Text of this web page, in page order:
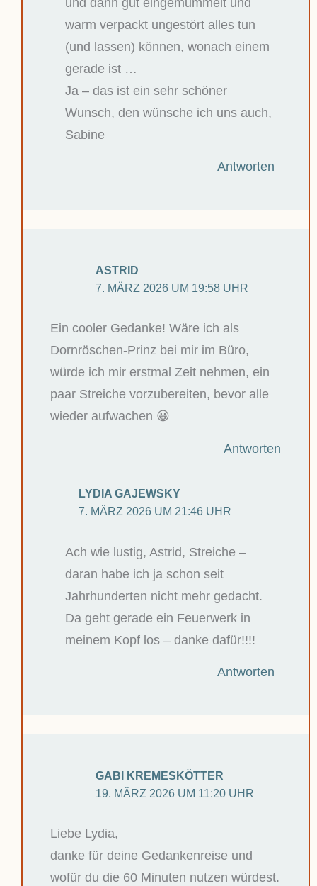
warm verpackt ungestört alles tun
(und lassen) können, wonach einem
gerade ist …
Ja – das ist ein sehr schöner
Wunsch, den wünsche ich uns auch,
Sabine
Antworten
ASTRID
7. MÄRZ 2026 UM 19:58 UHR
Ein cooler Gedanke! Wäre ich als
Dornröschen-Prinz bei mir im Büro,
würde ich mir erstmal Zeit nehmen, ein
paar Streiche vorzubereiten, bevor alle
wieder aufwachen 😀
Antworten
LYDIA GAJEWSKY
7. MÄRZ 2026 UM 21:46 UHR
Ach wie lustig, Astrid, Streiche –
daran habe ich ja schon seit
Jahrhunderten nicht mehr gedacht.
Da geht gerade ein Feuerwerk in
meinem Kopf los – danke dafür!!!!
Antworten
GABI KREMESKÖTTER
19. MÄRZ 2026 UM 11:20 UHR
Liebe Lydia,
danke für deine Gedankenreise und
wofür du die 60 Minuten nutzen würdest.